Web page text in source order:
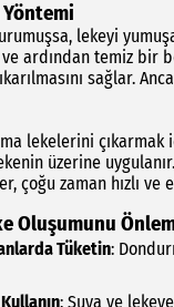
lekeyi
ardından temiz bir
sağlar.
lekelerini
üzerine
çoğu zaman hızlı ve
Oluşumunu
Tüketin:
: Suya ve